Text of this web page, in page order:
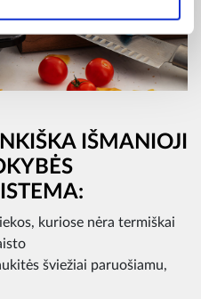
IŠMANIOJI
kuriose nėra termiškai
šviežiai paruošiamu,